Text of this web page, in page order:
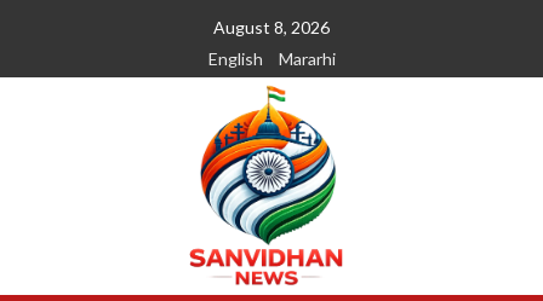
August 8, 2026
English
Mararhi